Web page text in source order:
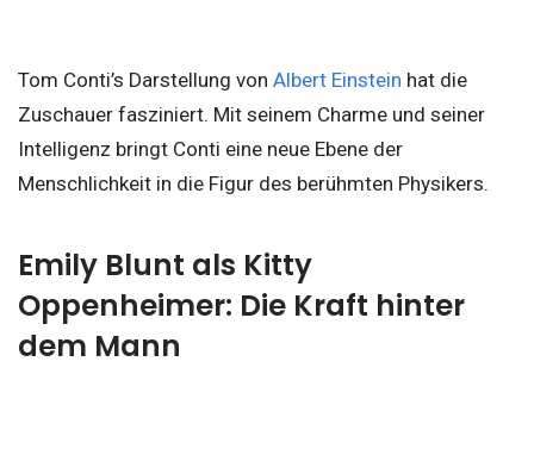
Tom Conti’s Darstellung von Albert Einstein hat die
Zuschauer fasziniert. Mit seinem Charme und seiner
Intelligenz bringt Conti eine neue Ebene der
Menschlichkeit in die Figur des berühmten Physikers.
Emily Blunt als Kitty
Oppenheimer: Die Kraft hinter
dem Mann